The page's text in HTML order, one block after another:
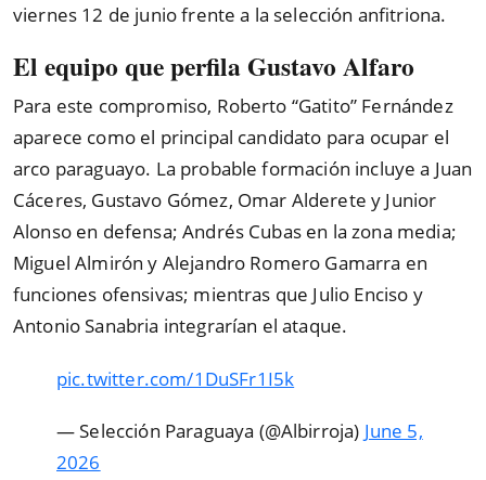
viernes 12 de junio frente a la selección anfitriona.
El equipo que perfila Gustavo Alfaro
Para este compromiso, Roberto “Gatito” Fernández
aparece como el principal candidato para ocupar el
arco paraguayo. La probable formación incluye a Juan
Cáceres, Gustavo Gómez, Omar Alderete y Junior
Alonso en defensa; Andrés Cubas en la zona media;
Miguel Almirón y Alejandro Romero Gamarra en
funciones ofensivas; mientras que Julio Enciso y
Antonio Sanabria integrarían el ataque.
pic.twitter.com/1DuSFr1I5k
— Selección Paraguaya (@Albirroja) June 5,
2026